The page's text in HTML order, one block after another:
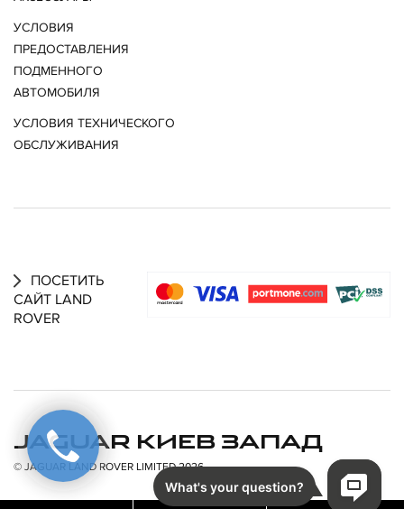
УСЛОВИЯ
ПРЕДОСТАВЛЕНИЯ
ПОДМЕННОГО
АВТОМОБИЛЯ
УСЛОВИЯ ТЕХНИЧЕСКОГО
ОБСЛУЖИВАНИЯ
ПОСЕТИТЬ
САЙТ LAND
ROVER
JAGUAR КИЕВ ЗАПАД
© JAGUAR LAND ROVER LIMITED 2026